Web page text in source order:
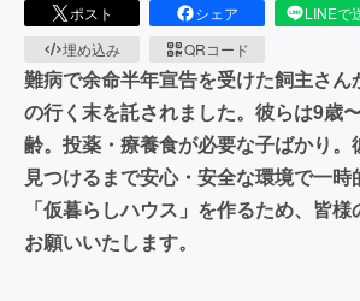
ポスト シェア LINEで
埋め込み
QRコード
難病で余命半年宣告を受けた飼主さん
の行く末を託されました。彼らは9歳
齢。投薬・療養食が必要な子ばかり。
見つけるまで安心・安全な環境で一時
「仮暮らしハウス」を作るため、皆
お願いいたします。